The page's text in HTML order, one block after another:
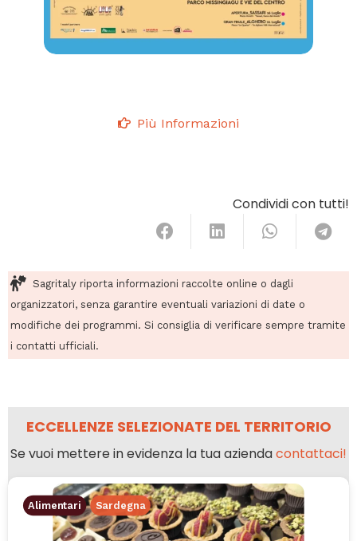
Più Informazioni
Condividi con tutti!
Sagritaly riporta informazioni raccolte online o dagli
organizzatori, senza garantire eventuali variazioni di date o
modifiche dei programmi. Si consiglia di verificare sempre tramite
i contatti ufficiali.
ECCELLENZE SELEZIONATE DEL TERRITORIO
Se vuoi mettere in evidenza la tua aziendacontattaci!
Alimentari Sardegna